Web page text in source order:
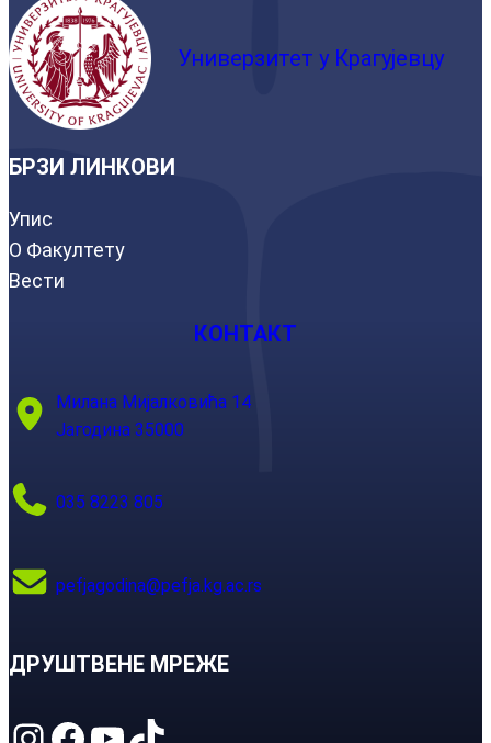
Универзитет у Крагујевцу
БРЗИ ЛИНКОВИ
Упис
О Факултету
Вести
КОНТАКТ
Милана Мијалковића 14
Јагодина 35000
035 8223 805
pefjagodina@pefja.kg.ac.rs
ДРУШТВЕНЕ МРЕЖЕ